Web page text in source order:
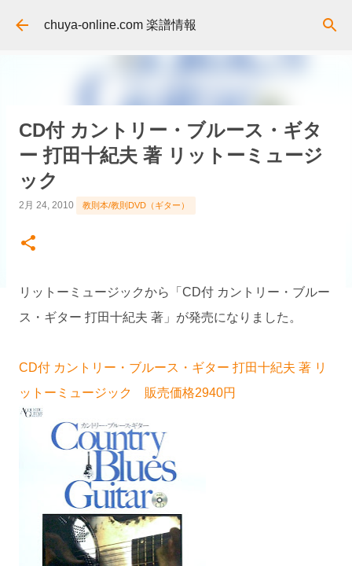
スキップしてメイン コンテンツに移動
chuya-online.com 楽譜情報
CD付 カントリー・ブルース・ギタ
ー 打田十紀夫 著 リットーミュージ
ック
2月 24, 2010 教則本/教則DVD（ギター）
リットーミュージックから「CD付 カントリー・ブルー
ス・ギター 打田十紀夫 著」が発売になりました。
CD付 カントリー・ブルース・ギター 打田十紀夫 著 リ
ットーミュージック 販売価格2940円